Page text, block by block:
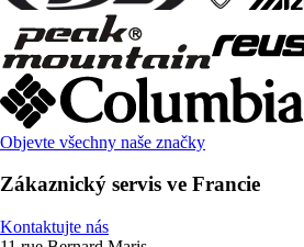
Objevte všechny naše značky
Zákaznický servis ve Francie
Kontaktujte nás